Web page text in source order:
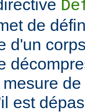
de
d'un
mesure
est